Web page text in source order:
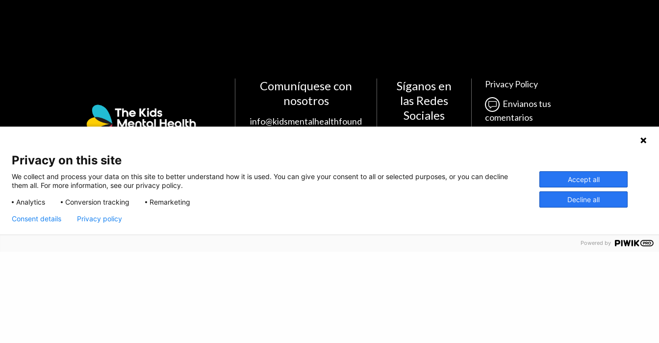
CRISIS INFO
Comuníquese con
nosotros
info@kidsmentalhealthfound
700 Children's Drive
Síganos en
las Redes
Sociales
Privacy Policy
Envianos tus
comentarios
Privacy on this site
We collect and process your data on this site to better understand how it is used. You can give your consent to all or selected purposes, or you can decline
them all. For more information, see our privacy policy.
Analytics
Conversion tracking Remarketing
Accept all
Decline all
Consent details Privacy policy
Powered by